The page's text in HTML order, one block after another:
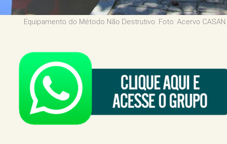
Equipamento do Método Não Destrutivo. Foto: Acervo CASAN.